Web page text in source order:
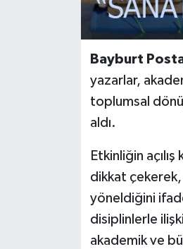
Bayburt
yazarlar,
toplumsal
aldı.
Etkinliğin
dikkat
yöneldiğini ifade
disiplinlerle
akademik ve